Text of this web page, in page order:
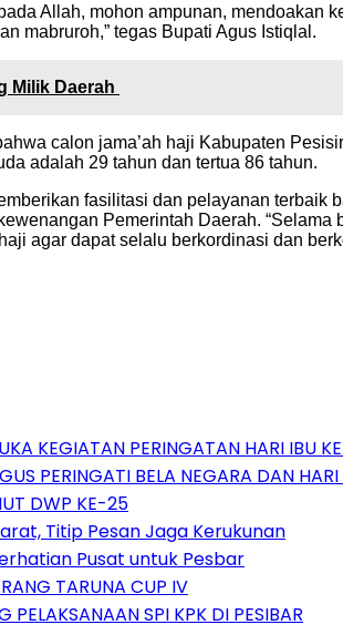
Allah, mohon ampunan,
mabruroh,” tegas Bupati Agus Istiqlal.
Milik Daerah
calon jama’ah haji Kabupaten
adalah 29 tahun dan tertua 86 tahun.
fasilitasi dan pelayanan
Pemerintah Daerah.
agar dapat selalu berkordinasi dan
KEGIATAN PERINGATAN HARI IBU
PERINGATI BELA NEGARA DAN
DWP KE-25
Titip Pesan Jaga Kerukunan
Pusat untuk Pesbar
TARUNA CUP IV
PELAKSANAAN SPI KPK DI PESIBAR